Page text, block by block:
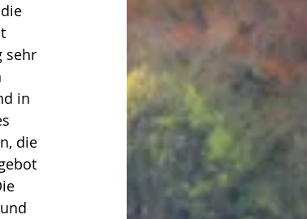
sehr
in
die